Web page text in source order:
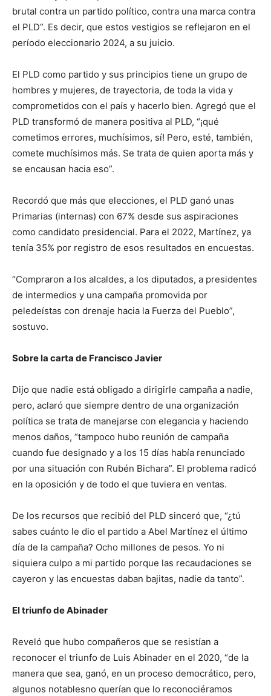
brutal contra un partido político, contra una marca contra
el PLD”. Es decir, que estos vestigios se reflejaron en el
período eleccionario 2024, a su juicio.
El PLD como partido y sus principios tiene un grupo de
hombres y mujeres, de trayectoria, de toda la vida y
comprometidos con el país y hacerlo bien. Agregó que el
PLD transformó de manera positiva al PLD, “¡qué
cometimos errores, muchísimos, sí! Pero, esté, también,
comete muchísimos más. Se trata de quien aporta más y
se encausan hacia eso”.
Recordó que más que elecciones, el PLD ganó unas
Primarias (internas) con 67% desde sus aspiraciones
como candidato presidencial. Para el 2022, Martínez, ya
tenía 35% por registro de esos resultados en encuestas.
“Compraron a los alcaldes, a los diputados, a presidentes
de intermedios y una campaña promovida por
peledeístas con drenaje hacia la Fuerza del Pueblo”,
sostuvo.
Sobre la carta de Francisco Javier
Dijo que nadie está obligado a dirigirle campaña a nadie,
pero, aclaró que siempre dentro de una organización
política se trata de manejarse con elegancia y haciendo
menos daños, “tampoco hubo reunión de campaña
cuando fue designado y a los 15 días había renunciado
por una situación con Rubén Bichara”. El problema radicó
en la oposición y de todo el que tuviera en ventas.
De los recursos que recibió del PLD sinceró que, “¿tú
sabes cuánto le dio el partido a Abel Martínez el último
día de la campaña? Ocho millones de pesos. Yo ni
siquiera culpo a mi partido porque las recaudaciones se
cayeron y las encuestas daban bajitas, nadie da tanto”.
El triunfo de Abinader
Reveló que hubo compañeros que se resistían a
reconocer el triunfo de Luis Abinader en el 2020, “de la
manera que sea, ganó, en un proceso democrático, pero,
algunos notablesno querían que lo reconociéramos